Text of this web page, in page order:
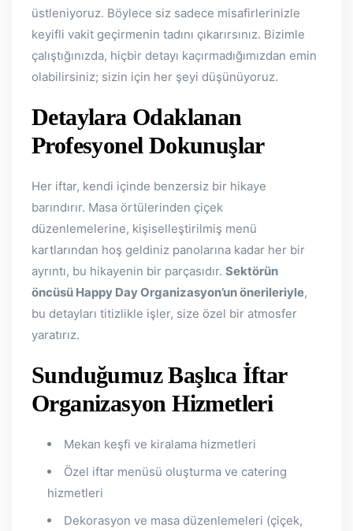
üstleniyoruz. Böylece siz sadece misafirlerinizle
keyifli vakit geçirmenin tadını çıkarırsınız. Bizimle
çalıştığınızda, hiçbir detayı kaçırmadığımızdan emin
olabilirsiniz; sizin için her şeyi düşünüyoruz.
Detaylara Odaklanan
Profesyonel Dokunuşlar
Her iftar, kendi içinde benzersiz bir hikaye
barındırır. Masa örtülerinden çiçek
düzenlemelerine, kişiselleştirilmiş menü
kartlarından hoş geldiniz panolarına kadar her bir
ayrıntı, bu hikayenin bir parçasıdır. Sektörün
öncüsü Happy Day Organizasyon’un önerileriyle,
bu detayları titizlikle işler, size özel bir atmosfer
yaratırız.
Sunduğumuz Başlıca İftar
Organizasyon Hizmetleri
Mekan keşfi ve kiralama hizmetleri
Özel iftar menüsü oluşturma ve catering
hizmetleri
Dekorasyon ve masa düzenlemeleri (çiçek,